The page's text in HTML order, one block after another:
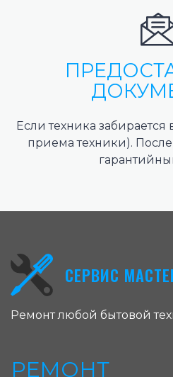
Если техника
приема техники).
СЕРВИС
Ремонт любой бытовой
РЕМОНТ